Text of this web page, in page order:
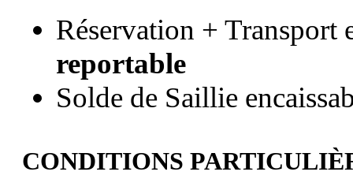
Réservation + Transport
reportable
Solde de Saillie
CONDITIONS